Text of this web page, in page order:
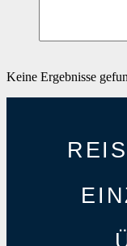
Keine Ergebnisse